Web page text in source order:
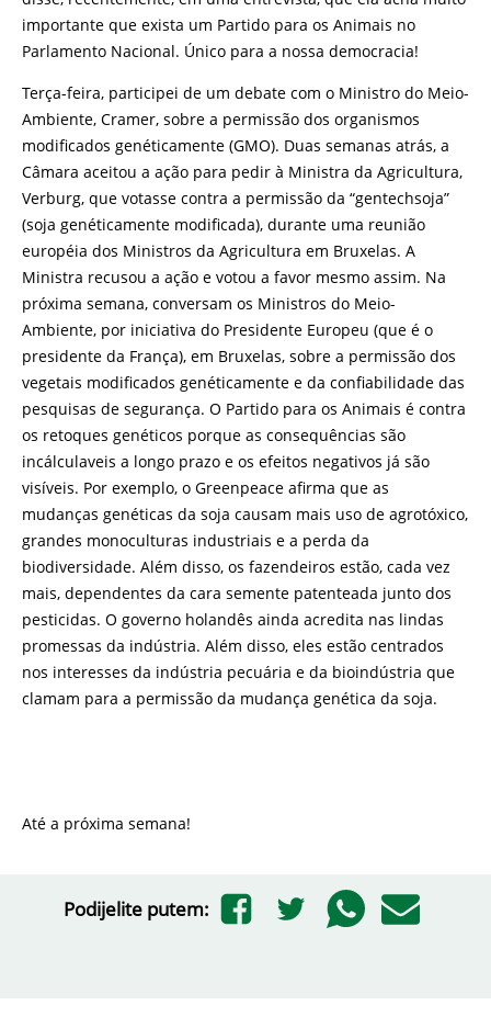
importante que exista um Partido para os Animais no
Parlamento Nacional. Único para a nossa democracia!
Terça-feira, participei de um debate com o Ministro do Meio-
Ambiente, Cramer, sobre a permissão dos organismos
modificados genéticamente (GMO). Duas semanas atrás, a
Câmara aceitou a ação para pedir à Ministra da Agricultura,
Verburg, que votasse contra a permissão da “gentechsoja”
(soja genéticamente modificada), durante uma reunião
européia dos Ministros da Agricultura em Bruxelas. A
Ministra recusou a ação e votou a favor mesmo assim. Na
próxima semana, conversam os Ministros do Meio-
Ambiente, por iniciativa do Presidente Europeu (que é o
presidente da França), em Bruxelas, sobre a permissão dos
vegetais modificados genéticamente e da confiabilidade das
pesquisas de segurança. O Partido para os Animais é contra
os retoques genéticos porque as consequências são
incálculaveis a longo prazo e os efeitos negativos já são
visíveis. Por exemplo, o Greenpeace afirma que as
mudanças genéticas da soja causam mais uso de agrotóxico,
grandes monoculturas industriais e a perda da
biodiversidade. Além disso, os fazendeiros estão, cada vez
mais, dependentes da cara semente patenteada junto dos
pesticidas. O governo holandês ainda acredita nas lindas
promessas da indústria. Além disso, eles estão centrados
nos interesses da indústria pecuária e da bioindústria que
clamam para a permissão da mudança genética da soja.
Até a próxima semana!
Podijelite putem: